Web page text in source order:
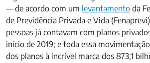
— de acordo com um levantamento da
de Previdência Privada e Vida
pessoas já contavam com planos
início de 2019; e toda essa
dos planos à incrível marca dos 873,1